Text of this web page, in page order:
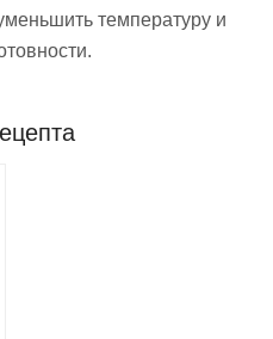
температуру и